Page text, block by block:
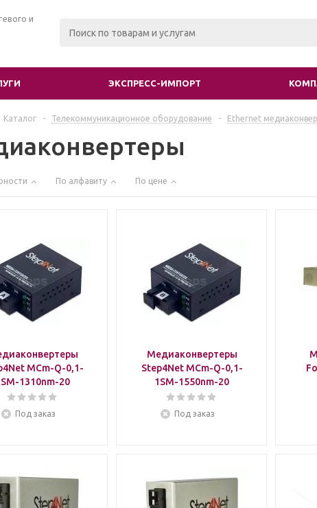
и
ЭКСПРЕСС-ИМПОРТ
Каталог - Телекоммуникационное оборудование - Ethernet
По алфавиту По цене
MCm-Q-0,1-
1310nm-20
Под заказ
Медиаконвертеры
Step4Net MCm-Q-0,1-
1SM-1550nm-20
Под заказ